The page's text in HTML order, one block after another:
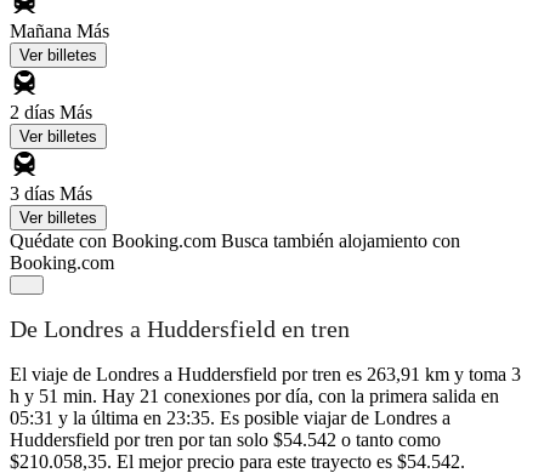
Mañana Más
Ver billetes
2 días Más
Ver billetes
3 días Más
Ver billetes
Quédate con Booking.com Busca también alojamiento con
Booking.com
De Londres a Huddersfield en tren
El viaje de Londres a Huddersfield por tren es 263,91 km y toma 3
h y 51 min. Hay 21 conexiones por día, con la primera salida en
05:31 y la última en 23:35. Es posible viajar de Londres a
Huddersfield por tren por tan solo $54.542 o tanto como
$210.058,35. El mejor precio para este trayecto es $54.542.